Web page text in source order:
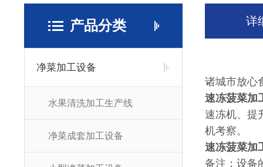
产品分类
净菜加工设备
水果清洗加工生产线
净菜成套加工设备
详
诸城市放心
速冻菠菜加
速冻机、提
机考察。
速冻菠菜加
备注：设备